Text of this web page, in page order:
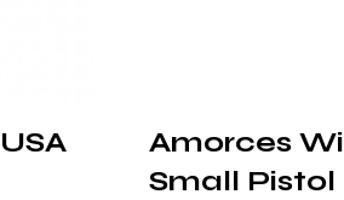
Amorces
Small Pistol